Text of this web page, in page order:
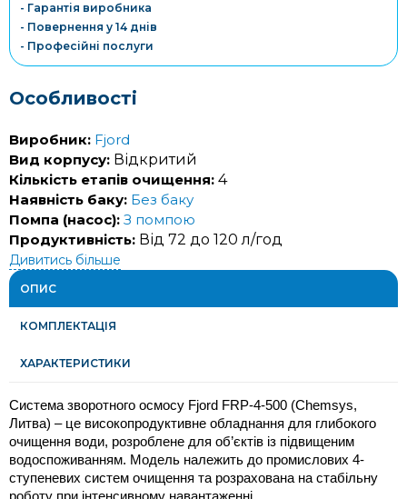
- Гарантія виробника
- Повернення у 14 днів
- Професійні послуги
Особливості
Виробник: Fjord
Вид корпусу: Відкритий
Кількість етапів очищення: 4
Наявність баку: Без баку
Помпа (насос): З помпою
Продуктивність: Від 72 до 120 л/год
Дивитись більше
ОПИС
КОМПЛЕКТАЦІЯ
ХАРАКТЕРИСТИКИ
Система зворотного осмосу Fjord FRP-4-500 (Chemsys,
Литва) – це високопродуктивне обладнання для глибокого
очищення води, розроблене для об’єктів із підвищеним
водоспоживанням. Модель належить до промислових 4-
ступеневих систем очищення та розрахована на стабільну